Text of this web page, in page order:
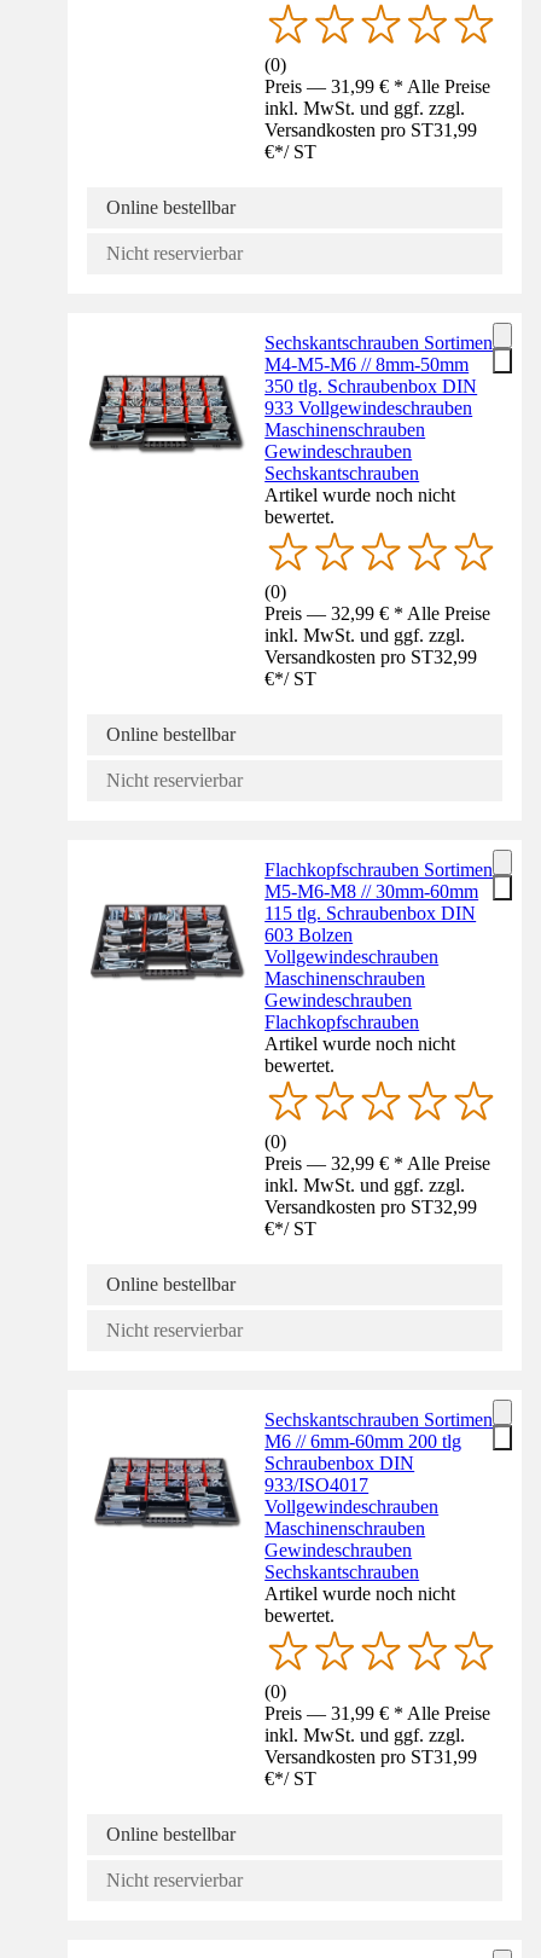
(0)
Preis — 31,99 € * Alle Preise
inkl. MwSt. und ggf. zzgl.
Versandkosten pro ST31,99
€*/ ST
Online bestellbar
Nicht reservierbar
Sechskantschrauben Sortiment
M4-M5-M6 // 8mm-50mm
350 tlg. Schraubenbox DIN
933 Vollgewindeschrauben
Maschinenschrauben
Gewindeschrauben
Sechskantschrauben
Artikel wurde noch nicht
bewertet.
(0)
Preis — 32,99 € * Alle Preise
inkl. MwSt. und ggf. zzgl.
Versandkosten pro ST32,99
€*/ ST
Online bestellbar
Nicht reservierbar
Flachkopfschrauben Sortiment
M5-M6-M8 // 30mm-60mm
115 tlg. Schraubenbox DIN
603 Bolzen
Vollgewindeschrauben
Maschinenschrauben
Gewindeschrauben
Flachkopfschrauben
Artikel wurde noch nicht
bewertet.
(0)
Preis — 32,99 € * Alle Preise
inkl. MwSt. und ggf. zzgl.
Versandkosten pro ST32,99
€*/ ST
Online bestellbar
Nicht reservierbar
Sechskantschrauben Sortiment
M6 // 6mm-60mm 200 tlg
Schraubenbox DIN
933/ISO4017
Vollgewindeschrauben
Maschinenschrauben
Gewindeschrauben
Sechskantschrauben
Artikel wurde noch nicht
bewertet.
(0)
Preis — 31,99 € * Alle Preise
inkl. MwSt. und ggf. zzgl.
Versandkosten pro ST31,99
€*/ ST
Online bestellbar
Nicht reservierbar